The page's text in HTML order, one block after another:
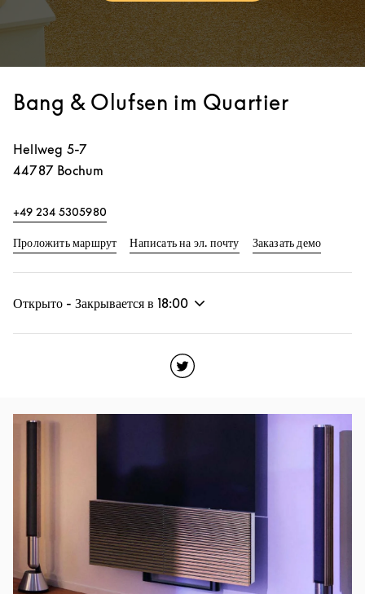
Bang & Olufsen im Quartier
Hellweg 5-7
44787 Bochum
+49 234 5305980
Проложить маршрутLink Opens in New Tab
Написать на эл. почту Заказать демо
Открыто - Закрывается в 18:00
Click to open Twitter
Link Opens in New Tab
Изображение события